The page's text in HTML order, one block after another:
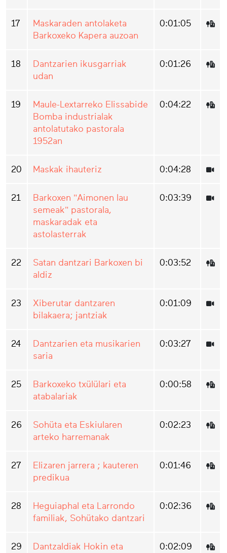
17
Maskaraden antolaketa
Barkoxeko Kapera auzoan
0:01:05
18
Dantzarien ikusgarriak
udan
0:01:26
19
Maule-Lextarreko Elissabide
Bomba industrialak
antolatutako pastorala
1952an
0:04:22
20 Maskak ihauteriz 0:04:28
21
Barkoxen "Aimonen lau
semeak" pastorala,
maskaradak eta
astolasterrak
0:03:39
22
Satan dantzari Barkoxen bi
aldiz
0:03:52
23
Xiberutar dantzaren
bilakaera; jantziak
0:01:09
24
Dantzarien eta musikarien
saria
0:03:27
25
Barkoxeko txülülari eta
atabalariak
0:00:58
26
Sohüta eta Eskiularen
arteko harremanak
0:02:23
27
Elizaren jarrera ; kauteren
predikua
0:01:46
28
Heguiaphal eta Larrondo
familiak, Sohütako dantzari
0:02:36
29
Dantzaldiak Hokin eta
0:02:09